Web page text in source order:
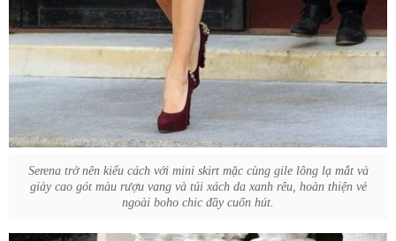
Serena trở nên kiểu cách với mini skirt mặc cùng gile lông lạ mắt và
giày cao gót màu rượu vang và túi xách da xanh rêu, hoàn thiện vẻ
ngoài boho chic đầy cuốn hút.